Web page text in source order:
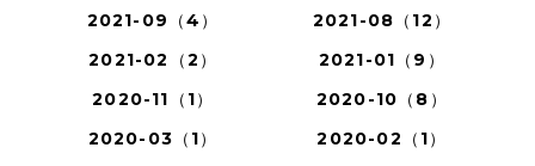
2021-09（4）
2021-08（12）
2021-02（2）
2021-01（9）
2020-11（1）
2020-10（8）
2020-03（1）
2020-02（1）